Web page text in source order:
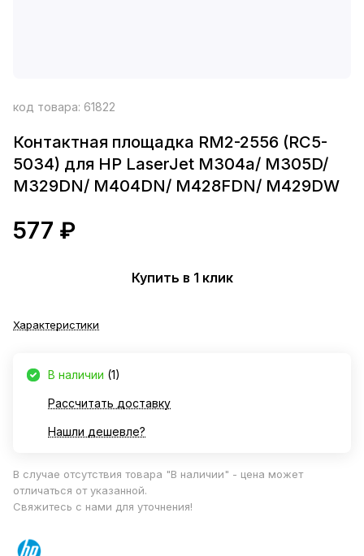
код товара: 61822
Контактная площадка RM2-2556 (RC5-
5034) для HP LaserJet M304a/ M305D/
M329DN/ M404DN/ M428FDN/ M429DW
577 ₽
Купить в 1 клик
Характеристики
В наличии (1)
Рассчитать доставку
Нашли дешевле?
В случае отсутствия товара "В наличии" - цена может
отличаться от указанной.
Свяжитесь с нами для уточнения!